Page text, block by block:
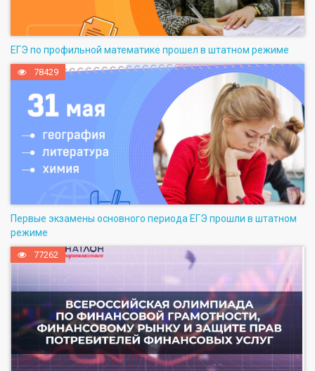
ЕГЭ по профильной математике прошел в штатном режиме
78429
Первые экзамены основного периода ЕГЭ прошли в штатном
режиме
77262